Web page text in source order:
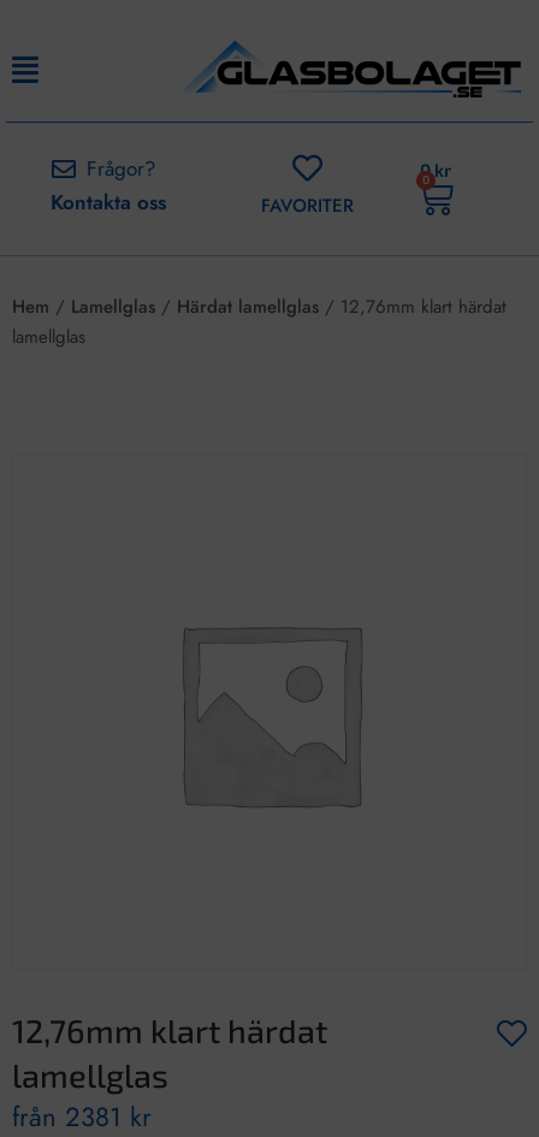
Frågor?
Kontakta oss
FAVORITER
0kr
0
Hem / Lamellglas / Härdat lamellglas / 12,76mm klart härdat
lamellglas
12,76mm klart härdat
lamellglas
från 2381 kr